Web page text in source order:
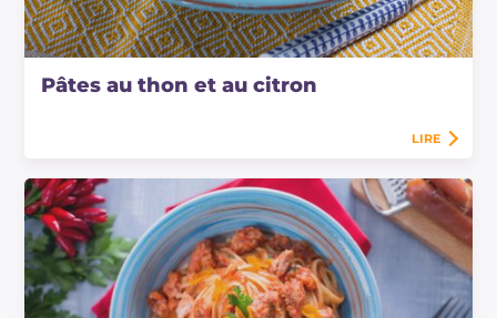
Pâtes au thon et au citron
LIRE